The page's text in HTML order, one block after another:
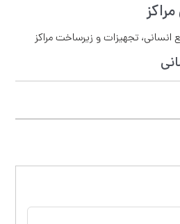
تجهیزات و زیرساخت مراکز